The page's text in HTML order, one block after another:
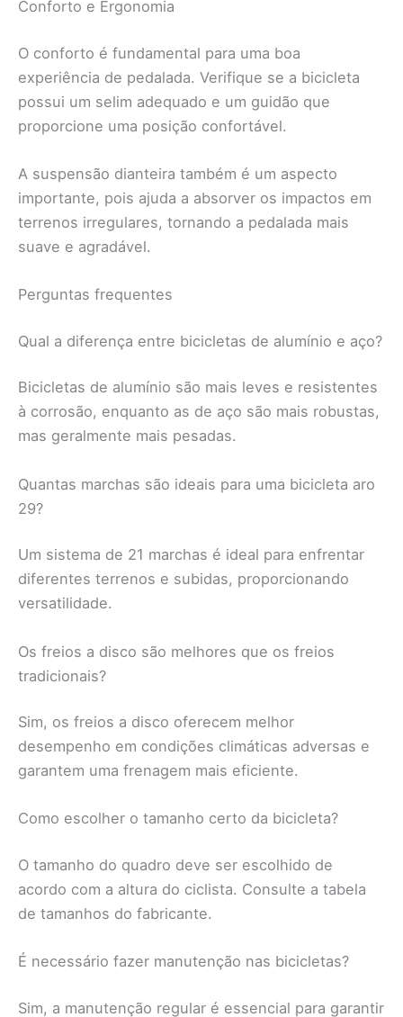
Conforto e Ergonomia
O conforto é fundamental para uma boa
experiência de pedalada. Verifique se a bicicleta
possui um selim adequado e um guidão que
proporcione uma posição confortável.
A suspensão dianteira também é um aspecto
importante, pois ajuda a absorver os impactos em
terrenos irregulares, tornando a pedalada mais
suave e agradável.
Perguntas frequentes
Qual a diferença entre bicicletas de alumínio e aço?
Bicicletas de alumínio são mais leves e resistentes
à corrosão, enquanto as de aço são mais robustas,
mas geralmente mais pesadas.
Quantas marchas são ideais para uma bicicleta aro
29?
Um sistema de 21 marchas é ideal para enfrentar
diferentes terrenos e subidas, proporcionando
versatilidade.
Os freios a disco são melhores que os freios
tradicionais?
Sim, os freios a disco oferecem melhor
desempenho em condições climáticas adversas e
garantem uma frenagem mais eficiente.
Como escolher o tamanho certo da bicicleta?
O tamanho do quadro deve ser escolhido de
acordo com a altura do ciclista. Consulte a tabela
de tamanhos do fabricante.
É necessário fazer manutenção nas bicicletas?
Sim, a manutenção regular é essencial para garantir